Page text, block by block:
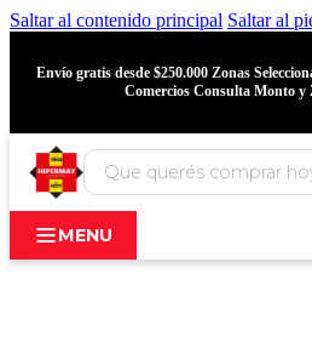
Saltar al contenido principal Saltar al
Envío gratis desde $250.000 Zonas
Comercios Consulta Monto y
MENU